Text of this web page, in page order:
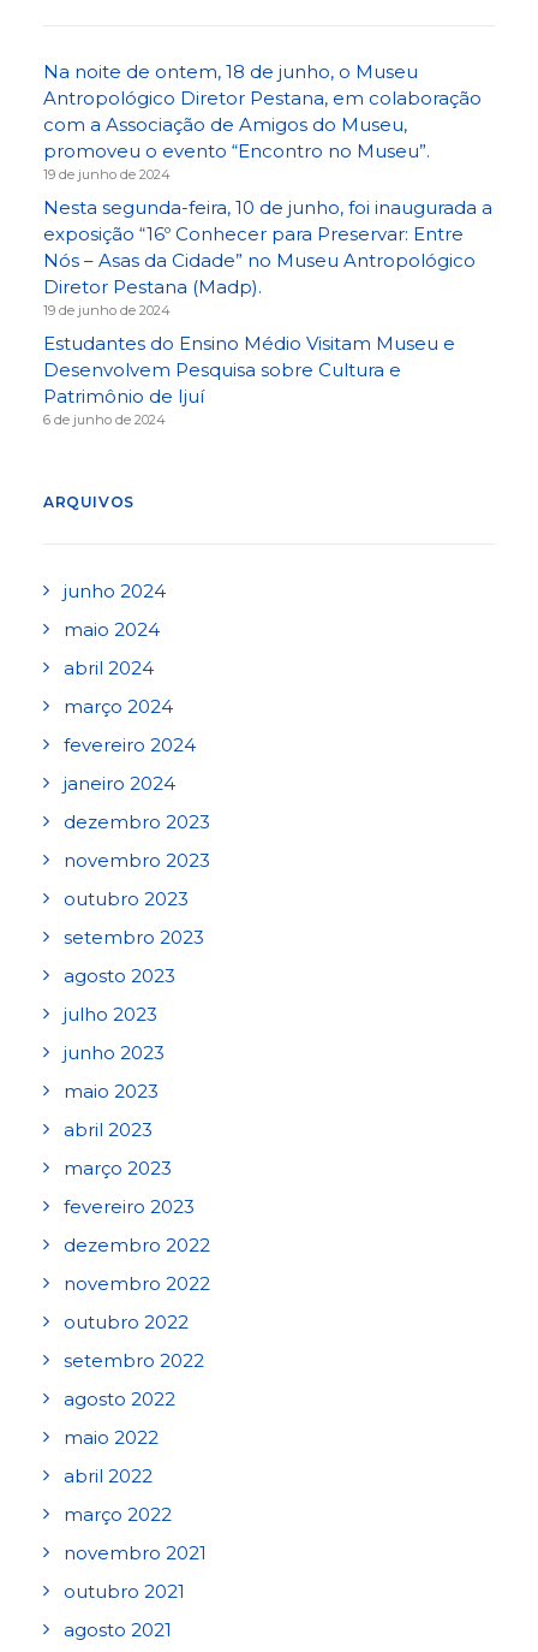
Na noite de ontem, 18 de junho, o Museu
Antropológico Diretor Pestana, em colaboração
com a Associação de Amigos do Museu,
promoveu o evento “Encontro no Museu”.
19 de junho de 2024
Nesta segunda-feira, 10 de junho, foi inaugurada a
exposição “16º Conhecer para Preservar: Entre
Nós – Asas da Cidade” no Museu Antropológico
Diretor Pestana (Madp).
19 de junho de 2024
Estudantes do Ensino Médio Visitam Museu e
Desenvolvem Pesquisa sobre Cultura e
Patrimônio de Ijuí
6 de junho de 2024
ARQUIVOS
junho 2024
maio 2024
abril 2024
março 2024
fevereiro 2024
janeiro 2024
dezembro 2023
novembro 2023
outubro 2023
setembro 2023
agosto 2023
julho 2023
junho 2023
maio 2023
abril 2023
março 2023
fevereiro 2023
dezembro 2022
novembro 2022
outubro 2022
setembro 2022
agosto 2022
maio 2022
abril 2022
março 2022
novembro 2021
outubro 2021
agosto 2021